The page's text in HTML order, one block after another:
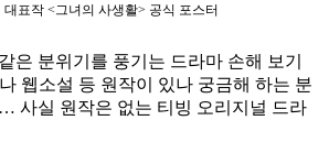
표작 <그녀의 사생활> 공식 포스터
은 분위기를 풍기는 드라마 손해 보기
웹소설 등 원작이 있나 궁금해 하는 분
사실 원작은 없는 티빙 오리지널 드라